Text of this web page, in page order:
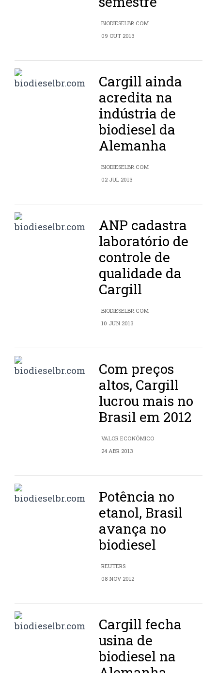
BIODIESELBR.COM
09 OUT 2013
Cargill ainda
acredita na
indústria de
biodiesel da
Alemanha
BIODIESELBR.COM
02 JUL 2013
ANP cadastra
laboratório de
controle de
qualidade da
Cargill
BIODIESELBR.COM
10 JUN 2013
Com preços
altos, Cargill
lucrou mais no
Brasil em 2012
VALOR ECONÔMICO
24 ABR 2013
Potência no
etanol, Brasil
avança no
biodiesel
REUTERS
08 NOV 2012
Cargill fecha
usina de
biodiesel na